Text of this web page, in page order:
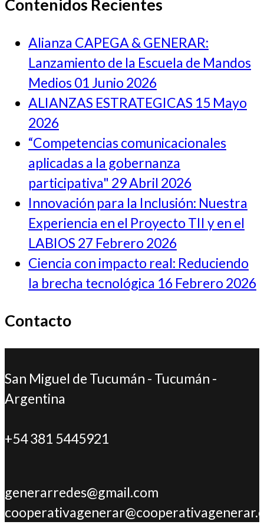
Contenidos Recientes
Alianza CAPEGA & GENERAR:
Lanzamiento de la Escuela de Mandos
Medios 01 Junio 2026
ALIANZAS ESTRATEGICAS 15 Mayo
2026
“Competencias comunicacionales
aplicadas a la gobernanza
participativa" 29 Abril 2026
Innovación para la Inclusión: Nuestra
Experiencia en el Proyecto TII y en el
LABIOS 27 Febrero 2026
Ciencia con impacto real: Reduciendo
la brecha tecnológica 16 Febrero 2026
Contacto
San Miguel de Tucumán - Tucumán -
Argentina
+54 381 5445921
generarredes@gmail.com